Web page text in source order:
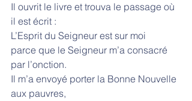
Il ouvrit le livre et trouva le passage où
il est écrit :
L’Esprit du Seigneur est sur moi
parce que le Seigneur m’a consacré
par l’onction.
Il m’a envoyé porter la Bonne Nouvelle
aux pauvres,